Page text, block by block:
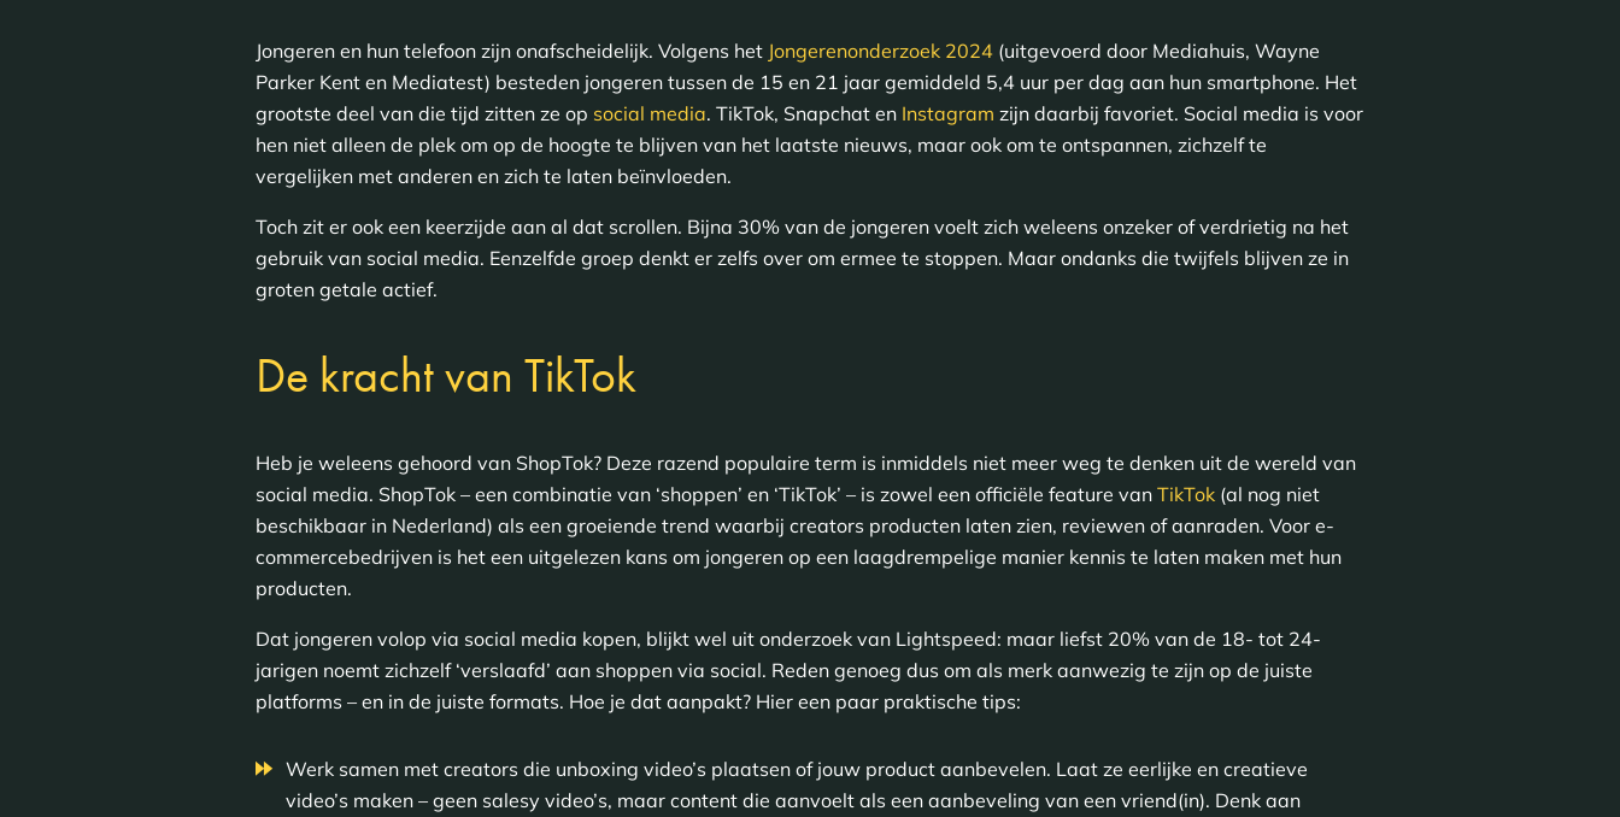
Jongeren en hun telefoon zijn onafscheidelijk. Volgens het Jongerenonderzoek 2024(uitgevoerd door Mediahuis, Wayne
Parker Kent en Mediatest) besteden jongeren tussen de 15 en 21 jaar gemiddeld 5,4 uur per dag aan hun smartphone. Het
grootste deel van die tijd zitten ze op social media. TikTok, Snapchat en Instagram zijn daarbij favoriet. Social media is voor
hen niet alleen de plek om op de hoogte te blijven van het laatste nieuws, maar ook om te ontspannen, zichzelf te
vergelijken met anderen en zich te laten beïnvloeden.
Toch zit er ook een keerzijde aan al dat scrollen. Bijna 30% van de jongeren voelt zich weleens onzeker of verdrietig na het
gebruik van social media. Eenzelfde groep denkt er zelfs over om ermee te stoppen. Maar ondanks die twijfels blijven ze in
groten getale actief.
De kracht van TikTok
Heb je weleens gehoord van ShopTok? Deze razend populaire term is inmiddels niet meer weg te denken uit de wereld van
social media. ShopTok – een combinatie van ‘shoppen’ en ‘TikTok’ – is zowel een officiële feature van TikTok(al nog niet
beschikbaar in Nederland) als een groeiende trend waarbij creators producten laten zien, reviewen of aanraden. Voor e-
commercebedrijven is het een uitgelezen kans om jongeren op een laagdrempelige manier kennis te laten maken met hun
producten.
Dat jongeren volop via social media kopen, blijkt wel uit onderzoek van Lightspeed: maar liefst 20% van de 18- tot 24-
jarigen noemt zichzelf ‘verslaafd’ aan shoppen via social. Reden genoeg dus om als merk aanwezig te zijn op de juiste
platforms – en in de juiste formats. Hoe je dat aanpakt? Hier een paar praktische tips:
Werk samen met creators die unboxing video’s plaatsen of jouw product aanbevelen. Laat ze eerlijke en creatieve
video’s maken – geen salesy video’s, maar content die aanvoelt als een aanbeveling van een vriend(in). Denk aan